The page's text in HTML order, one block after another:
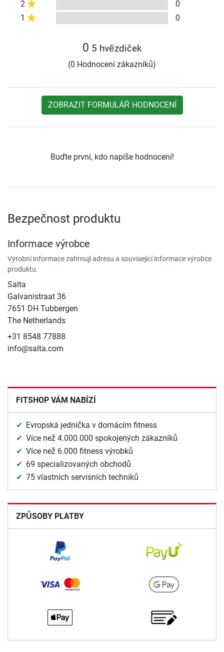
2
0
1
0
0 5 hvězdiček
(0 Hodnocení zákazníků)
ZOBRAZIT FORMULÁŘ HODNOCENÍ
Buďte první, kdo napíše hodnocení!
Bezpečnost produktu
Informace výrobce
Výrobní informace zahrnují adresu a související informace výrobce
produktu.
Salta
Galvanistraat 36
7651 DH Tubbergen
The Netherlands
+31 8548 77888
info@salta.com
FITSHOP VÁM NABÍZÍ
Evropská jednička v domácím fitness
Více než 4.000.000 spokojených zákazníků
Více než 6.000 fitness výrobků
69 specializovaných obchodů
75 vlastních servisních techniků
ZPŮSOBY PLATBY